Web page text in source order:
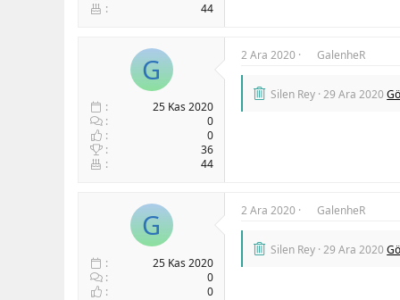
44
G
25 Kas 2020
0
0
36
44
2 Ara 2020 GalenheR
Silen Rey 29 Ara 2020
G
25 Kas 2020
0
0
2 Ara 2020 GalenheR
Silen Rey 29 Ara 2020